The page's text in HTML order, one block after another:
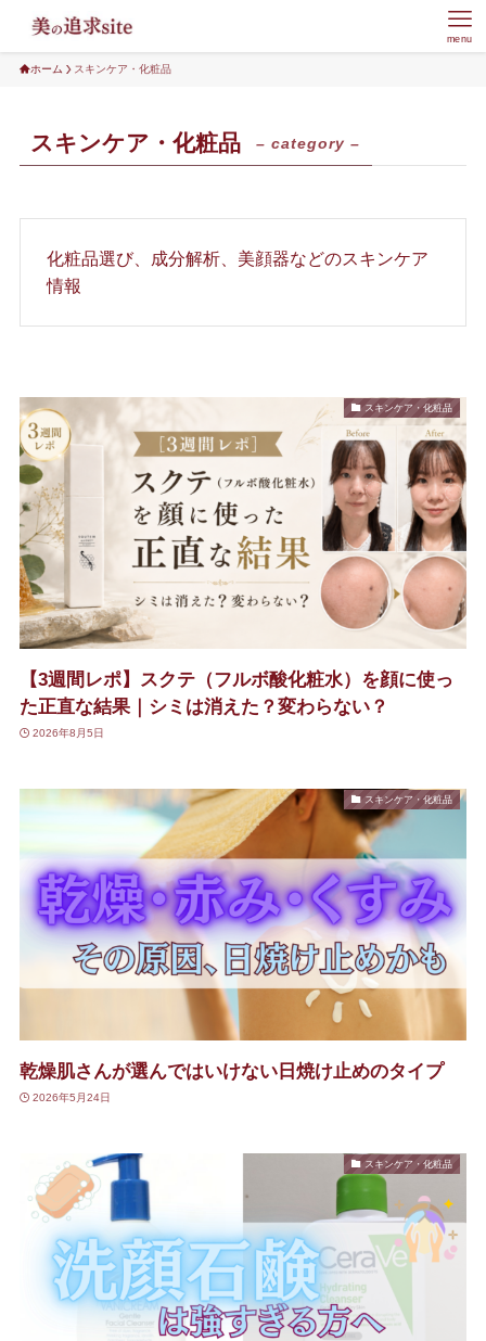
menu
ホーム スキンケア・化粧品
スキンケア・化粧品 – category –
化粧品選び、成分解析、美顔器などのスキンケア
情報
スキンケア・化粧品
【3週間レポ】スクテ（フルボ酸化粧水）を顔に使っ
た正直な結果｜シミは消えた？変わらない？
2026年8月5日
スキンケア・化粧品
乾燥肌さんが選んではいけない日焼け止めのタイプ
2026年5月24日
スキンケア・化粧品